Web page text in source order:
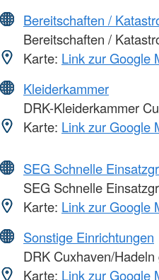
Bereitschaften /
Bereitschaften /
Karte: Link zur Google
Kleiderkammer
DRK-Kleiderkammer
Karte: Link zur Google
SEG Schnelle
SEG Schnelle
Karte: Link zur Google
Sonstige Einrichtungen
DRK Cuxhaven/Hadeln
Karte: Link zur Google